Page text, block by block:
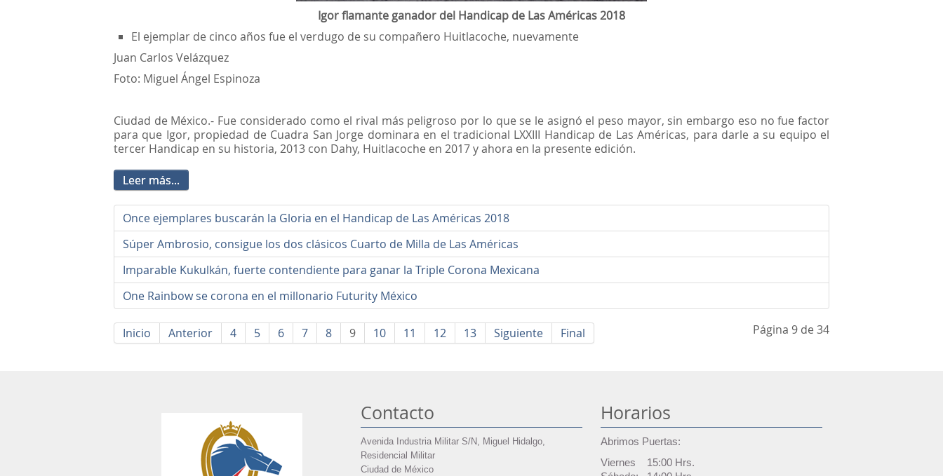
Igor flamante ganador del Handicap de Las Américas 2018
El ejemplar de cinco años fue el verdugo de su compañero Huitlacoche, nuevamente
Juan Carlos Velázquez
Foto: Miguel Ángel Espinoza
Ciudad de México.- Fue considerado como el rival más peligroso por lo que se le asignó el peso mayor, sin embargo eso no fue factor
para que Igor, propiedad de Cuadra San Jorge dominara en el tradicional LXXIII Handicap de Las Américas, para darle a su equipo el
tercer Handicap en su historia, 2013 con Dahy, Huitlacoche en 2017 y ahora en la presente edición.
Leer más...
Once ejemplares buscarán la Gloria en el Handicap de Las Américas 2018
Súper Ambrosio, consigue los dos clásicos Cuarto de Milla de Las Américas
Imparable Kukulkán, fuerte contendiente para ganar la Triple Corona Mexicana
One Rainbow se corona en el millonario Futurity México
Página 9 de 34
Inicio Anterior 4 5 6 7 8 9 10 11 12 13 Siguiente Final
Contacto
Avenida Industria Militar S/N, Miguel Hidalgo,
Residencial Militar
Ciudad de México
Horarios
Abrimos Puertas:
Viernes 15:00 Hrs.